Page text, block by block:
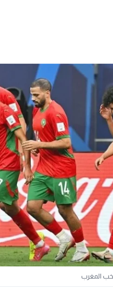
المغرب